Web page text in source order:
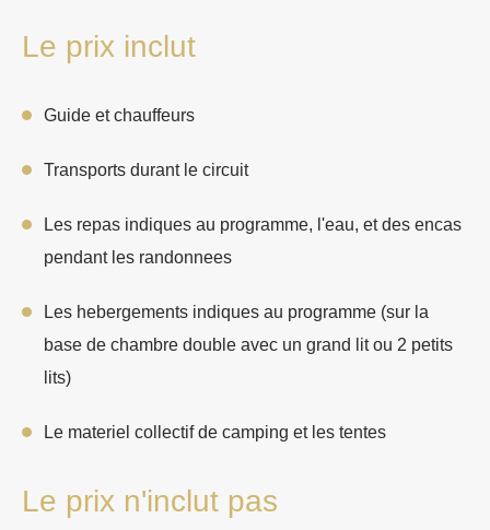
Le prix inclut
Guide et chauffeurs
Transports durant le circuit
Les repas indiques au programme, l'eau, et des encas
pendant les randonnees
Les hebergements indiques au programme (sur la
base de chambre double avec un grand lit ou 2 petits
lits)
Le materiel collectif de camping et les tentes
Le prix n'inclut pas